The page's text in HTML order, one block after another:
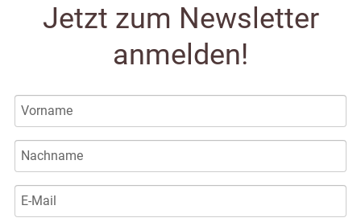
Jetzt zum Newsletter
anmelden!